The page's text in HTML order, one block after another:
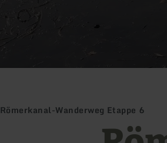
Römerkanal-Wanderweg Etappe 6